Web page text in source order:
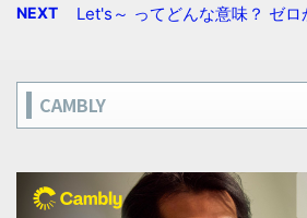
NEXT Let's～ ってどんな意味？ ゼロ
CAMBLY